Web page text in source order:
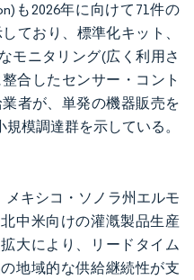
も2026年に向けて71件の
ており、標準化キット、
モニタリング(広く利用さ
合したセンサー・コント
者が、単発の機器販売を
模調達群を示している。
メキシコ・ソノラ州エルモ
中米向けの灌漑製品生産
大により、リードタイム
地域的な供給継続性が支